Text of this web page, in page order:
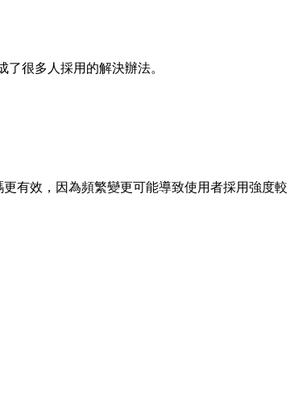
很多人採用的解決辦法。
有效，因為頻繁變更可能導致使用者採用強度較